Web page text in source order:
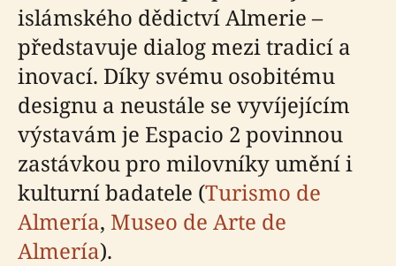
islámského dědictví Almerie –
představuje dialog mezi tradicí a
inovací. Díky svému osobitému
designu a neustále se vyvíjejícím
výstavám je Espacio 2 povinnou
zastávkou pro milovníky umění i
kulturní badatele (Turismo de
Almería, Museo de Arte de
Almería).